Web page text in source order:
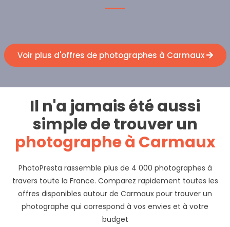
Voir plus d'offres de photographes à Carmaux
Il n'a jamais été aussi
simple de trouver un
photographe à Carmaux
PhotoPresta rassemble plus de 4 000 photographes à
travers toute la France. Comparez rapidement toutes les
offres disponibles autour de Carmaux pour trouver un
photographe qui correspond à vos envies et à votre
budget